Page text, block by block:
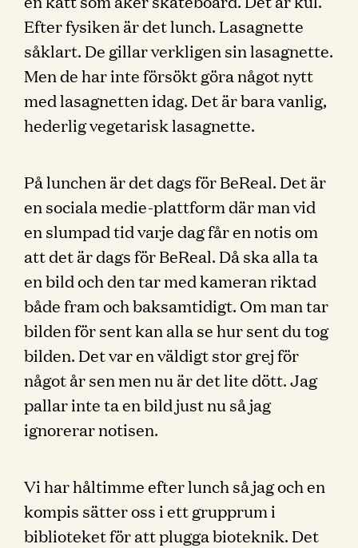
Efter fysiken är det lunch. Lasagnette
såklart. De gillar verkligen sin lasagnette.
Men de har inte försökt göra något nytt
med lasagnetten idag. Det är bara vanlig,
hederlig vegetarisk lasagnette.
På lunchen är det dags för BeReal. Det är
en sociala medie-plattform där man vid
en slumpad tid varje dag får en notis om
att det är dags för BeReal. Då ska alla ta
en bild och den tar med kameran riktad
både fram och baksamtidigt. Om man tar
bilden för sent kan alla se hur sent du tog
bilden. Det var en väldigt stor grej för
något år sen men nu är det lite dött. Jag
pallar inte ta en bild just nu så jag
ignorerar notisen.
Vi har håltimme efter lunch så jag och en
kompis sätter oss i ett grupprum i
biblioteket för att plugga bioteknik. Det